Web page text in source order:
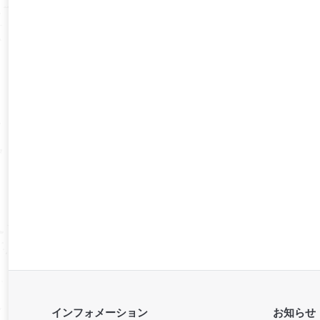
インフォメーション お知らせ